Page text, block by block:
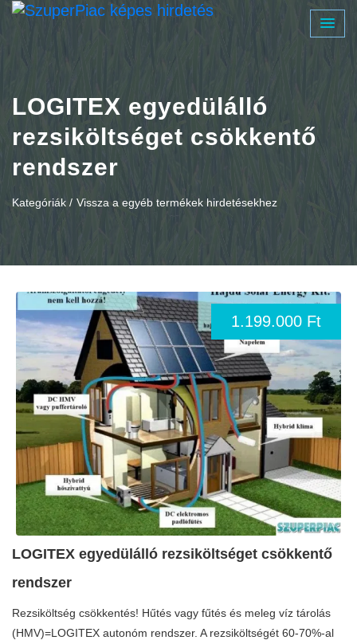
LOGITEX egyedülálló
rezsiköltséget csökkentő
rendszer
Kategóriák / Vissza a egyéb termékek hirdetésekhez
1.199.000 Ft
LOGITEX egyedülálló rezsiköltséget csökkentő
rendszer
Rezsiköltség csökkentés! Hűtés vagy fűtés és meleg víz tárolás
(HMV)=LOGITEX autonóm rendszer. A rezsiköltségét 60-70%-al